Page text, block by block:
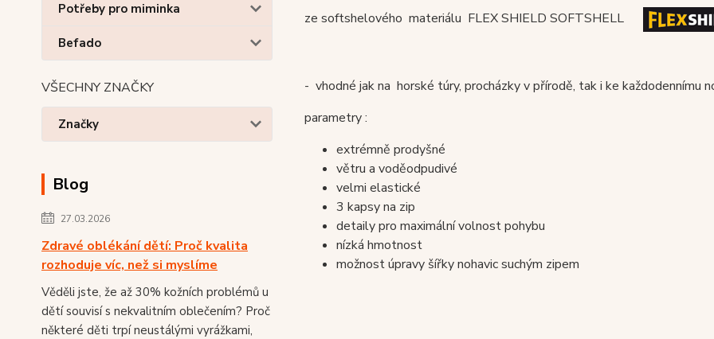
Potřeby pro miminka
Befado
VŠECHNY ZNAČKY
Značky
Blog
27.03.2026
Zdravé oblékání dětí: Proč kvalita
rozhoduje víc, než si myslíme
Věděli jste, že až 30% kožních problémů u
dětí souvisí s nekvalitním oblečením? Proč
některé děti trpí neustálými vyrážkami,
ze softshelového materiálu FLEX SHIELD SOFTSHELL
- vhodné jak na horské túry, procházky v přírodě, tak i ke každodennímu
parametry :
extrémně prodyšné
větru a voděodpudivé
velmi elastické
3 kapsy na zip
detaily pro maximální volnost pohybu
nízká hmotnost
možnost úpravy šířky nohavic suchým zipem